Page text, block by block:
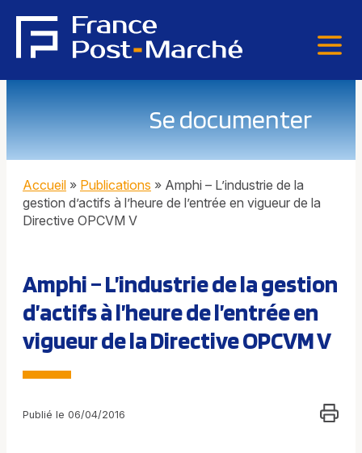
Se documenter
Accueil » Publications » Amphi – L’industrie de la
gestion d’actifs à l’heure de l’entrée en vigueur de la
Directive OPCVM V
Amphi – L’industrie de la gestion
d’actifs à l’heure de l’entrée en
vigueur de la Directive OPCVM V
Publié le 06/04/2016